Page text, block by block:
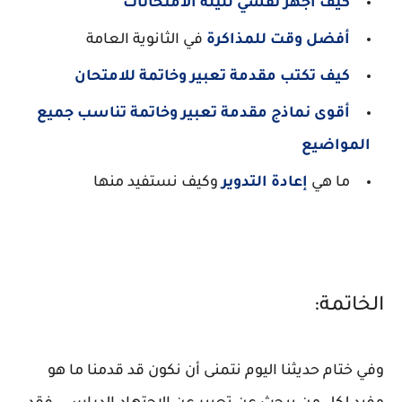
كيف أجهز نفسي لليلة الامتحانات
أفضل وقت للمذاكرة في الثانوية العامة
كيف تكتب مقدمة تعبير وخاتمة للامتحان
أقوى نماذج مقدمة تعبير وخاتمة تناسب جميع
المواضيع
ما هي إعادة التدويروكيف نستفيد منها
الخاتمة:
وفي ختام حديثنا اليوم نتمنى أن نكون قد قدمنا ما هو